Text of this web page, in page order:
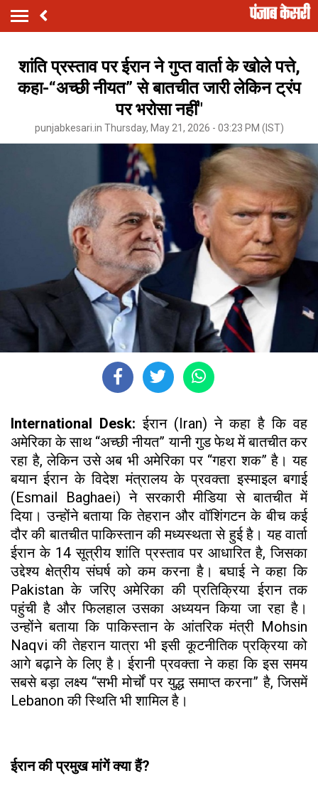
शांति प्रस्ताव पर ईरान ने गुप्त वार्ता के खोले पत्ते,
कहा-“अच्छी नीयत” से बातचीत जारी लेकिन ट्रंप
पर भरोसा नहीं"
punjabkesari.in Thursday, May 21, 2026 - 03:23 PM (IST)
International Desk: ईरान (Iran) ने कहा है कि वह
अमेरिका के साथ “अच्छी नीयत” यानी गुड फेथ में बातचीत कर
रहा है, लेकिन उसे अब भी अमेरिका पर “गहरा शक” है। यह
बयान ईरान के विदेश मंत्रालय के प्रवक्ता इस्माइल बगाई
(Esmail Baghaei) ने सरकारी मीडिया से बातचीत में
दिया। उन्होंने बताया कि तेहरान और वॉशिंगटन के बीच कई
दौर की बातचीत पाकिस्तान की मध्यस्थता से हुई है। यह वार्ता
ईरान के 14 सूत्रीय शांति प्रस्ताव पर आधारित है, जिसका
उद्देश्य क्षेत्रीय संघर्ष को कम करना है। बघाई ने कहा कि
Pakistan के जरिए अमेरिका की प्रतिक्रिया ईरान तक
पहुंची है और फिलहाल उसका अध्ययन किया जा रहा है।
उन्होंने बताया कि पाकिस्तान के आंतरिक मंत्री Mohsin
Naqvi की तेहरान यात्रा भी इसी कूटनीतिक प्रक्रिया को
आगे बढ़ाने के लिए है। ईरानी प्रवक्ता ने कहा कि इस समय
सबसे बड़ा लक्ष्य “सभी मोर्चों पर युद्ध समाप्त करना” है, जिसमें
Lebanon की स्थिति भी शामिल है।
ईरान की प्रमुख मांगें क्या हैं?